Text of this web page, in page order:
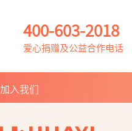
400-603-2018
爱心捐赠及公益合作电话
加入我们